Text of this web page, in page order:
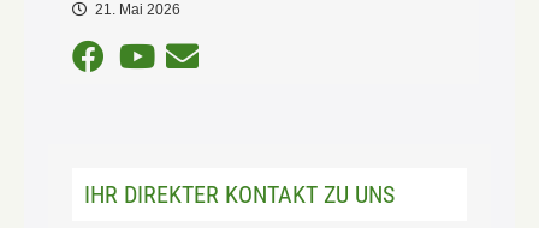
21. Mai 2026
IHR DIREKTER KONTAKT ZU UNS